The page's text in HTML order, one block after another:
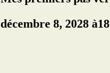
décembre 8, 2028